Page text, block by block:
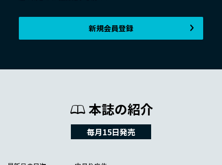
新規会員登録
本誌の紹介
毎月15日発売